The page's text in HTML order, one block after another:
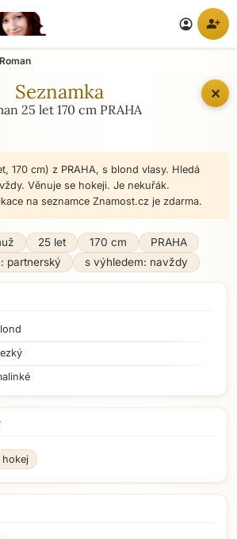
account_circle person_add
✕
Roman
Seznamka
25 let 170 cm PRAHA
170 cm) z PRAHA, s blond vlasy. Hledá
Věnuje se hokeji. Je nekuřák.
na seznamce Znamost.cz je zdarma.
25 let 170 cm
PRAHA
partnerský
s výhledem: navždy
hokej